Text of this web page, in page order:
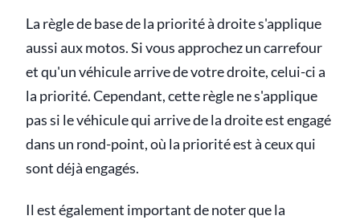
La règle de base de la priorité à droite s'applique
aussi aux motos. Si vous approchez un carrefour
et qu'un véhicule arrive de votre droite, celui-ci a
la priorité. Cependant, cette règle ne s'applique
pas si le véhicule qui arrive de la droite est engagé
dans un rond-point, où la priorité est à ceux qui
sont déjà engagés.
Il est également important de noter que la